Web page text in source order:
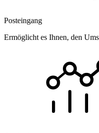
Posteingang
Ermöglicht es Ihnen, den